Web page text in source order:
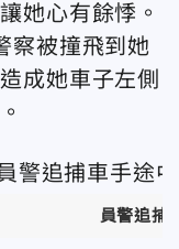
她心有餘悸。
察被撞飛到她
成她車子左側
員警追捕